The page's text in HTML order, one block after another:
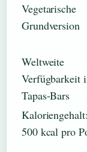
Vegetarische
Grundversion
Weltweite
Verfügbarkeit
Tapas-Bars
500 kcal pro